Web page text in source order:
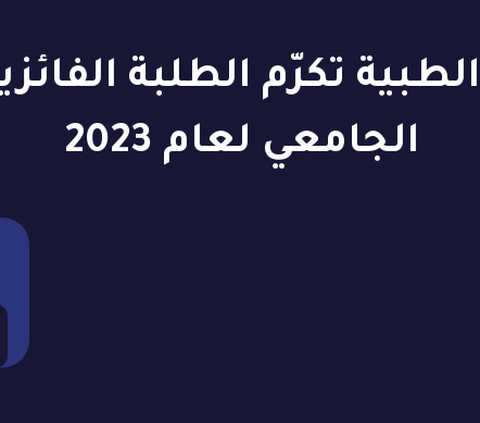
تكرّم الطلبة
الجامعي لعام 2023